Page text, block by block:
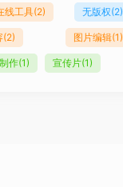
线工具(2) 无版权(2)
(2) 图片编辑(1)
作(1) 宣传片(1)